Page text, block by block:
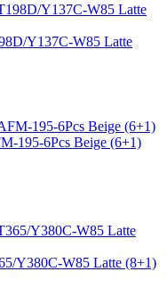
Y137C-W85 Latte
195-6Pcs Beige (6+1)
Y380C-W85 Latte (8+1)